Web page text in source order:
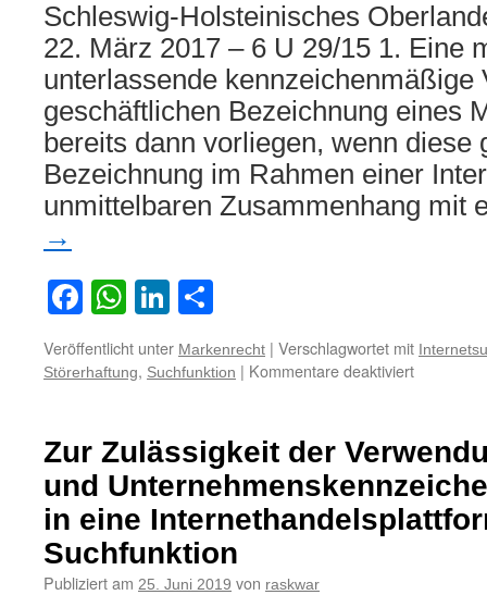
Schleswig-Holsteinisches
22. März 2017 – 6 U 29/15 1. Eine
unterlassende kennzeichenmäßige
geschäftlichen Bezeichnung eines
bereits dann vorliegen, wenn diese
Bezeichnung im Rahmen einer
unmittelbaren Zusammenhang
→
Facebook
WhatsApp
LinkedIn
Veröffentlicht unter Markenrecht | Verschlagwortet mit
Störerhaftung, Suchfunktion | Kommentare deaktiviertfür
einer
Google-
AdWords-
Zur Zulässigkeit der
und
in eine
Suchfunktion
Publiziert am 25. Juni 2019 von raskwar